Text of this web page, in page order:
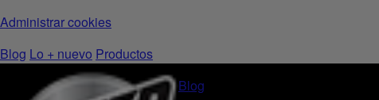
Administrar cookies
Blog Lo + nuevo Productos
Blog